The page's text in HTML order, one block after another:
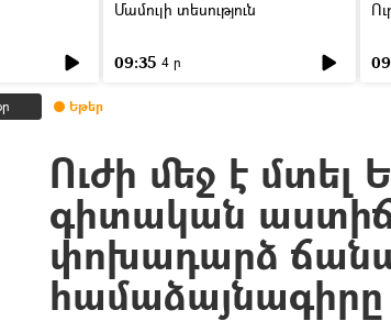
Մամուլի տեսություն
09:35 4 ր
Եթեր
Ուժի մեջ է մտել
գիտական
փոխադարձ
համաձայնագիրը